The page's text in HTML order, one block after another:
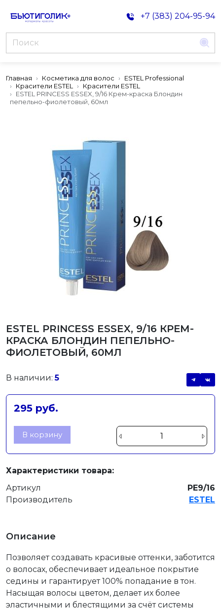
+7 (383) 204-95-94
Главная Косметика для волос
ESTEL Professional
Красители ESTEL
Красители ESTEL
ESTEL PRINCESS ESSEX, 9/16 Крем-краска Блондин
пепельно-фиолетовый, 60мл
ESTEL PRINCESS ESSEX, 9/16 КРЕМ-
КРАСКА БЛОНДИН ПЕПЕЛЬНО-
ФИОЛЕТОВЫЙ, 60МЛ
В наличии:5
295 руб.
В корзину
Характеристики товара:
Артикул
PE9/16
Производитель
ESTEL
Описание
Позволяет создавать красивые оттенки, заботится
о волосах, обеспечивает идеальное покрытие
седины и гарантирует 100% попадание в тон.
Насыщая волосы цветом, делает их более
эластичными и блестящими за счёт системы